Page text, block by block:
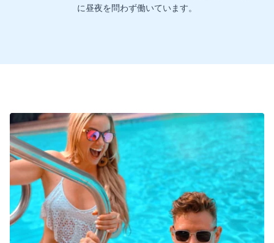
に昼夜を問わず働いています。